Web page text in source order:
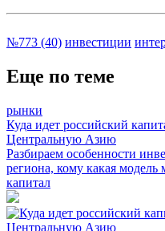
№773 (40) инвестиции
Еще по теме
рынки
Куда идет российский
Центральную Азию
Разбираем особенности
региона, кому какая
капитал